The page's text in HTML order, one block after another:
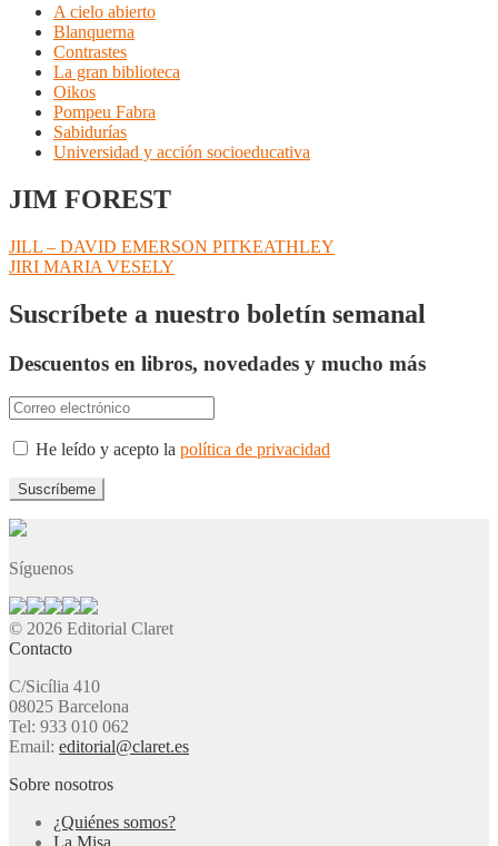
A cielo abierto
Blanquerna
Contrastes
La gran biblioteca
Oikos
Pompeu Fabra
Sabidurías
Universidad y acción socioeducativa
JIM FOREST
Navegación
de
entradas
Anterior:
JILL – DAVID EMERSON PITKEATHLEY
Siguiente:
JIRI MARIA VESELY
Suscríbete a nuestro boletín semanal
Descuentos en libros, novedades y mucho más
He leído y acepto la política de privacidad
Síguenos
© 2026 Editorial Claret
Contacto
C/Sicília 410
08025 Barcelona
Tel: 933 010 062
Email: editorial@claret.es
Sobre nosotros
¿Quiénes somos?